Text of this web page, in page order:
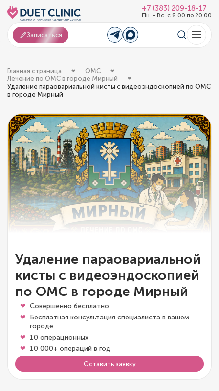
+7 (383) 209-18-17
Пн. - Вс. с 8.00 по 20.00
Записаться
Главная страница
ОМС
Лечение по ОМС в городе Мирный
Удаление параовариальной кисты с видеоэндоскопией по ОМС
в городе Мирный
Удаление параовариальной
кисты с видеоэндоскопией
по ОМС в городе Мирный
Совершенно бесплатно
Бесплатная консультация специалиста в вашем
городе
10 операционных
10 000+ операций в год
Оставить заявку